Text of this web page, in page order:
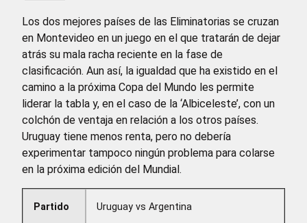
Los dos mejores países de las Eliminatorias se cruzan
en Montevideo en un juego en el que tratarán de dejar
atrás su mala racha reciente en la fase de
clasificación. Aun así, la igualdad que ha existido en el
camino a la próxima Copa del Mundo les permite
liderar la tabla y, en el caso de la ‘Albiceleste’, con un
colchón de ventaja en relación a los otros países.
Uruguay tiene menos renta, pero no debería
experimentar tampoco ningún problema para colarse
en la próxima edición del Mundial.
Partido Uruguay vs Argentina